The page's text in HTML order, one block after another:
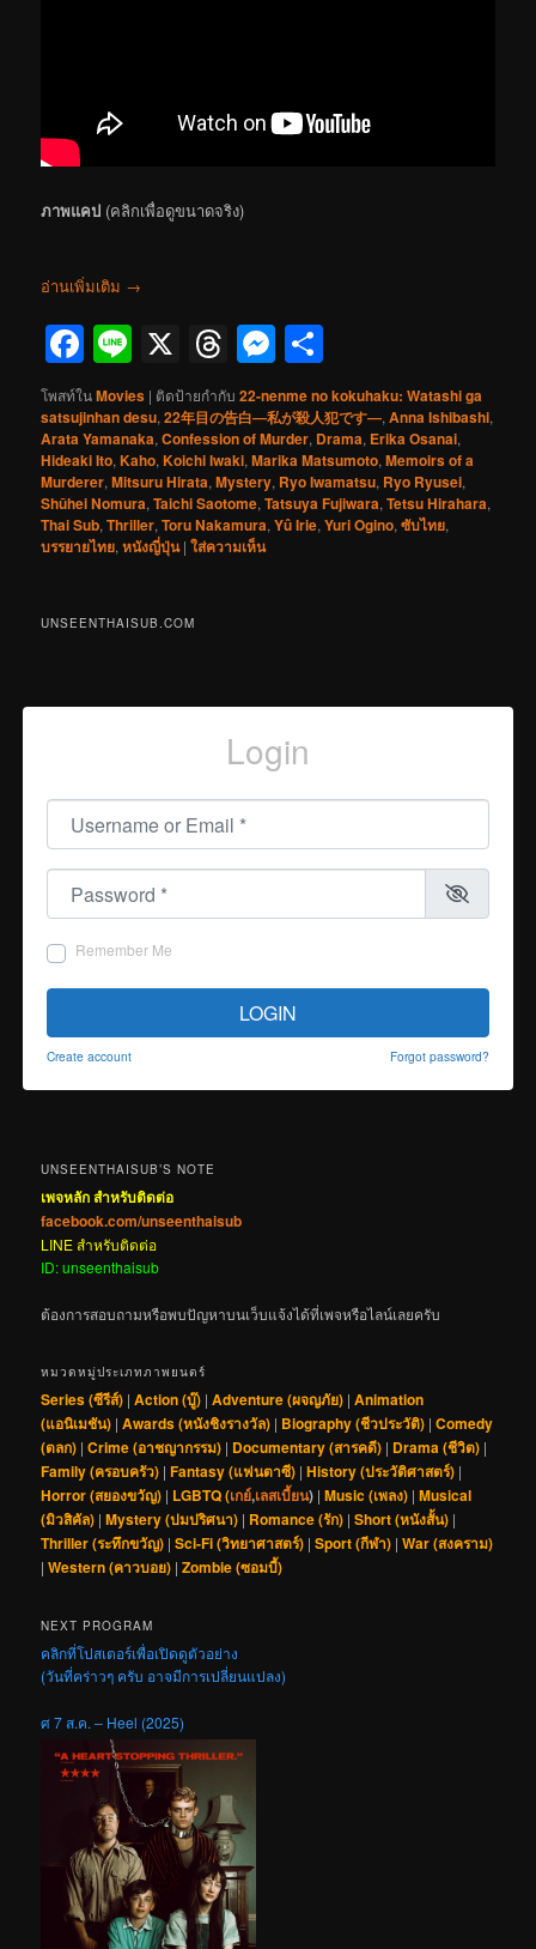
ภาพแคป (คลิกเพื่อดูขนาดจริง)
อ่านเพิ่มเติม →
Facebook
Line
X Threads
Messenger
โพสท์ในMovies | ติดป้ายกำกับ 22-nenme no kokuhaku: Watashi ga
satsujinhan desu,22年目の告白―私が殺人犯です―,Anna Ishibashi,
Arata Yamanaka,Confession of Murder, Drama, Erika Osanai,
Hideaki Ito,Kaho,Koichi Iwaki,Marika Matsumoto,Memoirs of a
Murderer,Mitsuru Hirata,Mystery, Ryo Iwamatsu, Ryo Ryusei,
Shūhei Nomura,Taichi Saotome,Tatsuya Fujiwara,Tetsu Hirahara,
Thai Sub,Thriller,Toru Nakamura,Yû Irie,Yuri Ogino,ซับไทย,
บรรยายไทย,หนังญี่ปุ่น |ใส่ความเห็น
UNSEENTHAISUB.COM
Login
Username or Email
Password
Remember Me
LOGIN
Create account Forgot password?
UNSEENTHAISUB’S NOTE
เพจหลัก สำหรับติดต่อ
facebook.com/unseenthaisub
LINE สำหรับติดต่อ
ID: unseenthaisub
ต้องการสอบถามหรือพบปัญหาบนเว็บแจ้งได้ที่เพจหรือไลน์เลยครับ
หมวดหมู่ประเภทภาพยนตร์
Series (ซีรีส์) |Action (บู๊) |Adventure (ผจญภัย) |Animation
(แอนิเมชัน) |Awards (หนังชิงรางวัล) | Biography (ชีวประวัติ) |Comedy
(ตลก) |Crime (อาชญากรรม) | Documentary (สารคดี) | Drama (ชีวิต) |
Family (ครอบครัว) |Fantasy (แฟนตาซี) |History (ประวัติศาสตร์) |
Horror (สยองขวัญ) | LGBTQ (เกย์,เลสเบี้ยน) |Music (เพลง) |Musical
(มิวสิคัล) |Mystery (ปมปริศนา) | Romance (รัก) |Short (หนังสั้น) |
Thriller (ระทึกขวัญ) |Sci-Fi (วิทยาศาสตร์) |Sport (กีฬา) |War (สงคราม)
|Western (คาวบอย) |Zombie (ซอมบี้)
NEXT PROGRAM
คลิกที่โปสเตอร์เพื่อเปิดดูตัวอย่าง
(วันที่คร่าวๆ ครับ อาจมีการเปลี่ยนแปลง)
ศ 7 ส.ค. – Heel (2025)